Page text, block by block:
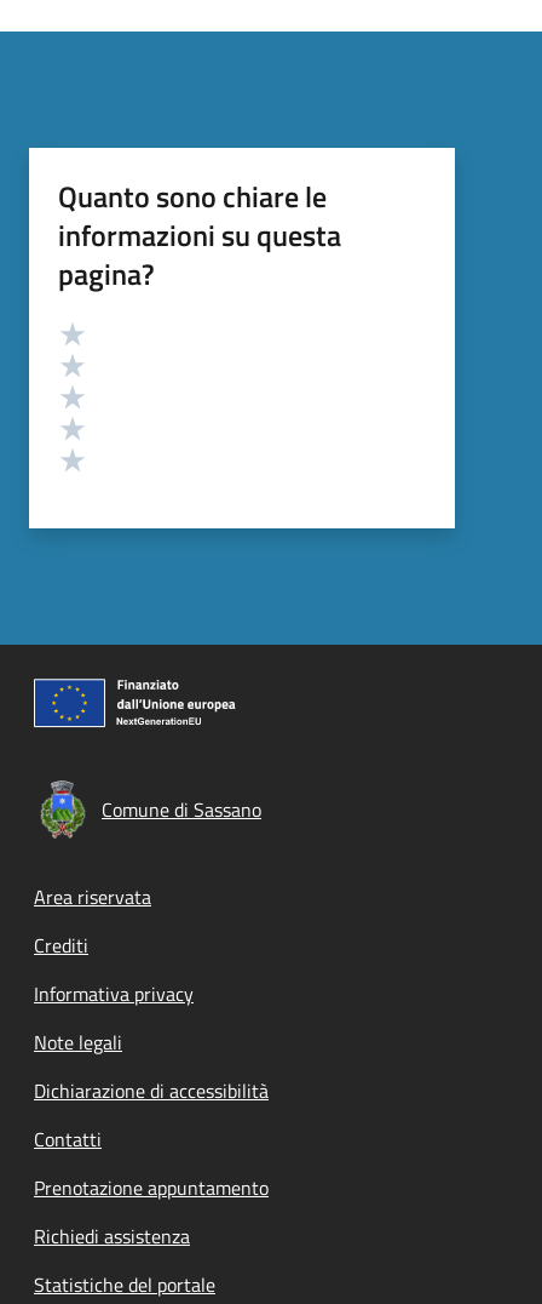
Quanto sono chiare le
informazioni su questa
pagina?
Valutazione
Comune di Sassano
Footer menu
Area riservata
Crediti
Informativa privacy
Note legali
Dichiarazione di accessibilità
Contatti
Prenotazione appuntamento
Richiedi assistenza
Statistiche del portale